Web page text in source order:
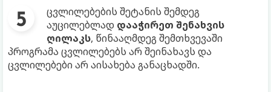
ცვლილებების შეტანის შემდეგ
აუცილებლად დააჭირეთ შენახვის
ღილაკს, წინააღმდეგ შემთხვევაში
პროგრამა ცვლილებებს არ შეინახავს და
ცვლილებები არ აისახება განაცხადში.